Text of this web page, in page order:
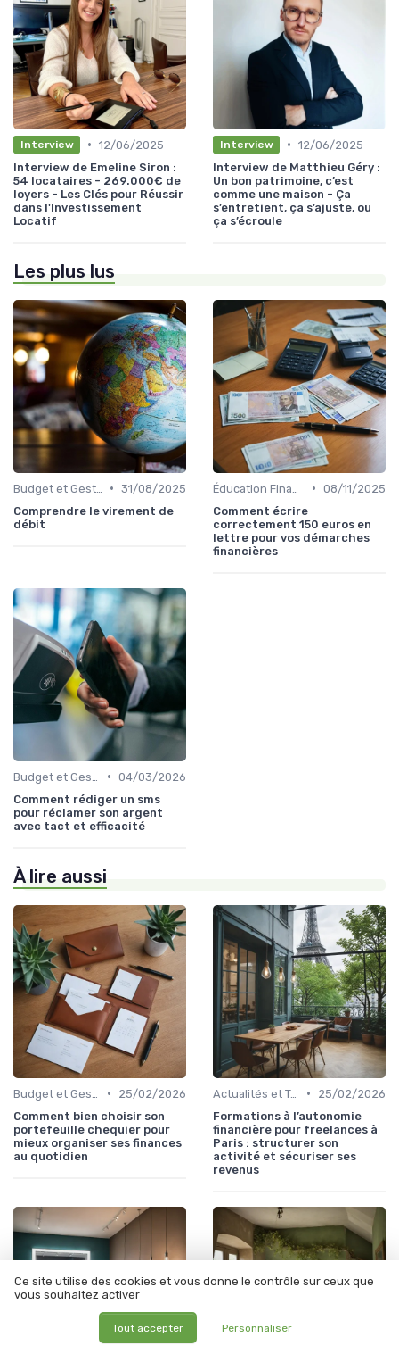
Interview • 12/06/2025
Interview de Emeline Siron :
54 locataires - 269.000€ de
loyers - Les Clés pour Réussir
dans l'Investissement
Locatif
Interview • 12/06/2025
Interview de Matthieu Géry :
Un bon patrimoine, c’est
comme une maison - Ça
s’entretient, ça s’ajuste, ou
ça s’écroule
Les plus lus
• 31/08/2025
Comprendre le virement de
débit
• 08/11/2025
Comment écrire
correctement 150 euros en
lettre pour vos démarches
financières
• 04/03/2026
Comment rédiger un sms
pour réclamer son argent
avec tact et efficacité
À lire aussi
•
25/02/2026
Comment bien choisir son
portefeuille chequier pour
mieux organiser ses finances
au quotidien
Actualités et Tendances Économiques •
25/02/2026
Formations à l’autonomie
financière pour freelances à
Paris : structurer son
activité et sécuriser ses
revenus
Ce site utilise des cookies et vous donne le contrôle sur ceux que
vous souhaitez activer
Tout accepter Personnaliser